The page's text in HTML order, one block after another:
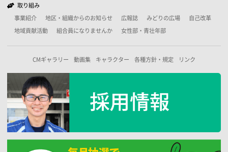
取り組み
事業紹介 地区・組織からのお知らせ 広報誌 みどりの広場 自己改革
地域貢献活動 組合員になりませんか 女性部・青壮年部
CMギャラリー 動画集 キャラクター 各種方針・規定 リンク